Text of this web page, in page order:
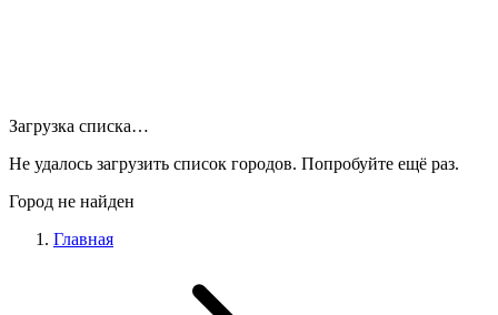
Загрузка списка…
Не удалось загрузить список городов. Попробуйте ещё раз.
Город не найден
Главная